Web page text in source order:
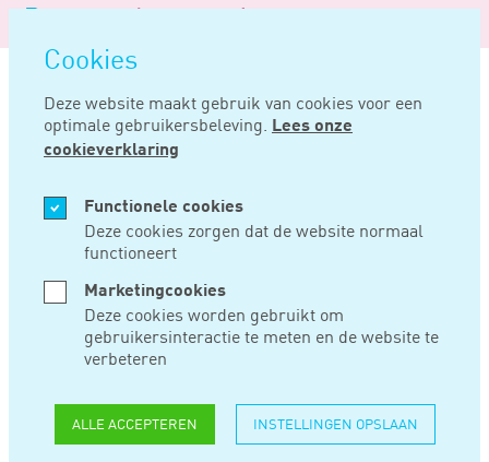
overslaan
Cookies
Deze website maakt gebruik van cookies voor een
optimale gebruikersbeleving. Lees onze
cookieverklaring
Functionele cookies
Deze cookies zorgen dat de website normaal
functioneert
Marketingcookies
Deze cookies worden gebruikt om
gebruikersinteractie te meten en de website te
verbeteren
ALLE ACCEPTEREN INSTELLINGEN OPSLAAN
Logo
Noord
Negentig
Home Nieuws Verlaging aof-premie voor kleine werkgevers
SEP 15, 2020
VERLAGING AOF-
PREMIE VOOR
KLEINE
WERKGEVERS